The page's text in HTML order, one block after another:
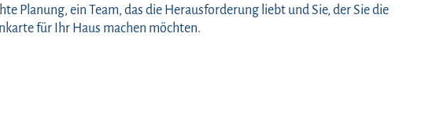
Planung, ein Team, das die Herausforderung liebt und Sie, der Sie die
für Ihr Haus machen möchten.